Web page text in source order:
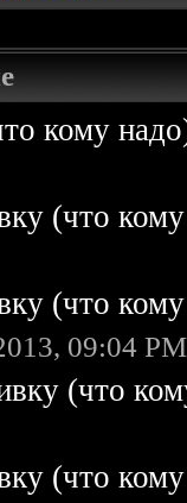
кому
(что
(что
09:04 PM
(что
(что